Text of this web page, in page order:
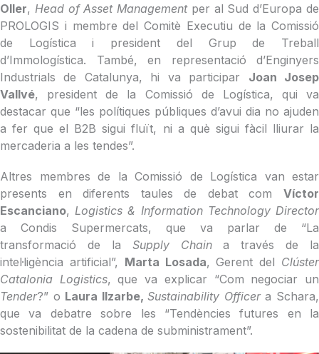
Oller, Head of Asset Management per al Sud d’Europa de
PROLOGIS i membre del Comitè Executiu de la Comissió
de Logística i president del Grup de Treball
d’Immologística. També, en representació d’Enginyers
Industrials de Catalunya, hi va participar Joan Josep
Vallvé, president de la Comissió de Logística, qui va
destacar que “les polítiques públiques d’avui dia no ajuden
a fer que el B2B sigui fluït, ni a què sigui fàcil lliurar la
mercaderia a les tendes”.
Altres membres de la Comissió de Logística van estar
presents en diferents taules de debat com Víctor
Escanciano, Logistics & Information Technology Director
a Condis Supermercats, que va parlar de “La
transformació de la Supply Chaina través de la
intel·ligència artificial”, Marta Losada, Gerent del Clúster
Catalonia Logistics, que va explicar “Com negociar un
Tender?” o Laura Ilzarbe,Sustainability Officera Schara,
que va debatre sobre les “Tendències futures en la
sostenibilitat de la cadena de subministrament”.